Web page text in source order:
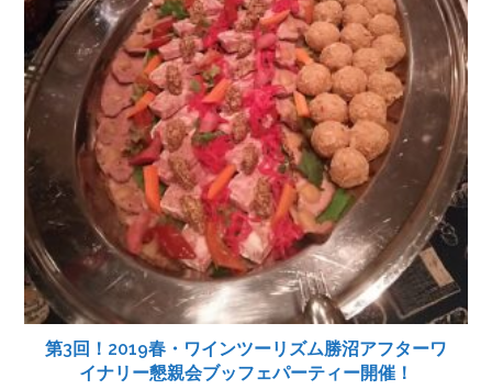
第3回！2019春・ワインツーリズム勝沼アフターワ
イナリー懇親会ブッフェパーティー開催！